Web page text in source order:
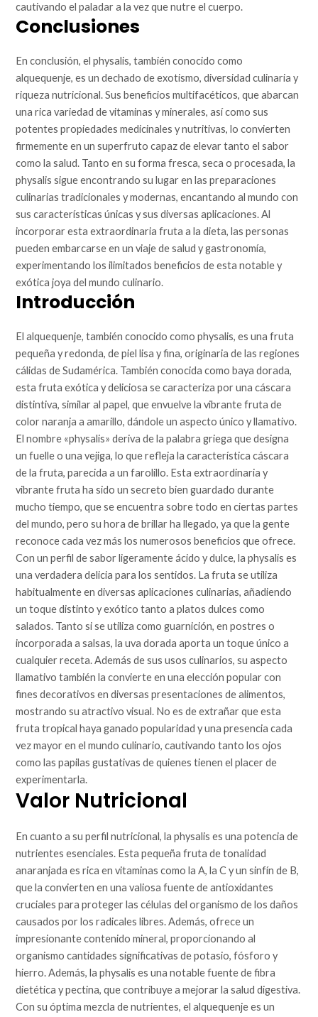
cautivando el paladar a la vez que nutre el cuerpo.
Conclusiones
En conclusión, el physalis, también conocido como
alquequenje, es un dechado de exotismo, diversidad culinaria y
riqueza nutricional. Sus beneficios multifacéticos, que abarcan
una rica variedad de vitaminas y minerales, así como sus
potentes propiedades medicinales y nutritivas, lo convierten
firmemente en un superfruto capaz de elevar tanto el sabor
como la salud. Tanto en su forma fresca, seca o procesada, la
physalis sigue encontrando su lugar en las preparaciones
culinarias tradicionales y modernas, encantando al mundo con
sus características únicas y sus diversas aplicaciones. Al
incorporar esta extraordinaria fruta a la dieta, las personas
pueden embarcarse en un viaje de salud y gastronomía,
experimentando los ilimitados beneficios de esta notable y
exótica joya del mundo culinario.
Introducción
El alquequenje, también conocido como physalis, es una fruta
pequeña y redonda, de piel lisa y fina, originaria de las regiones
cálidas de Sudamérica. También conocida como baya dorada,
esta fruta exótica y deliciosa se caracteriza por una cáscara
distintiva, similar al papel, que envuelve la vibrante fruta de
color naranja a amarillo, dándole un aspecto único y llamativo.
El nombre «physalis» deriva de la palabra griega que designa
un fuelle o una vejiga, lo que refleja la característica cáscara
de la fruta, parecida a un farolillo. Esta extraordinaria y
vibrante fruta ha sido un secreto bien guardado durante
mucho tiempo, que se encuentra sobre todo en ciertas partes
del mundo, pero su hora de brillar ha llegado, ya que la gente
reconoce cada vez más los numerosos beneficios que ofrece.
Con un perfil de sabor ligeramente ácido y dulce, la physalis es
una verdadera delicia para los sentidos. La fruta se utiliza
habitualmente en diversas aplicaciones culinarias, añadiendo
un toque distinto y exótico tanto a platos dulces como
salados. Tanto si se utiliza como guarnición, en postres o
incorporada a salsas, la uva dorada aporta un toque único a
cualquier receta. Además de sus usos culinarios, su aspecto
llamativo también la convierte en una elección popular con
fines decorativos en diversas presentaciones de alimentos,
mostrando su atractivo visual. No es de extrañar que esta
fruta tropical haya ganado popularidad y una presencia cada
vez mayor en el mundo culinario, cautivando tanto los ojos
como las papilas gustativas de quienes tienen el placer de
experimentarla.
Valor Nutricional
En cuanto a su perfil nutricional, la physalis es una potencia de
nutrientes esenciales. Esta pequeña fruta de tonalidad
anaranjada es rica en vitaminas como la A, la C y un sinfín de B,
que la convierten en una valiosa fuente de antioxidantes
cruciales para proteger las células del organismo de los daños
causados por los radicales libres. Además, ofrece un
impresionante contenido mineral, proporcionando al
organismo cantidades significativas de potasio, fósforo y
hierro. Además, la physalis es una notable fuente de fibra
dietética y pectina, que contribuye a mejorar la salud digestiva.
Con su óptima mezcla de nutrientes, el alquequenje es un